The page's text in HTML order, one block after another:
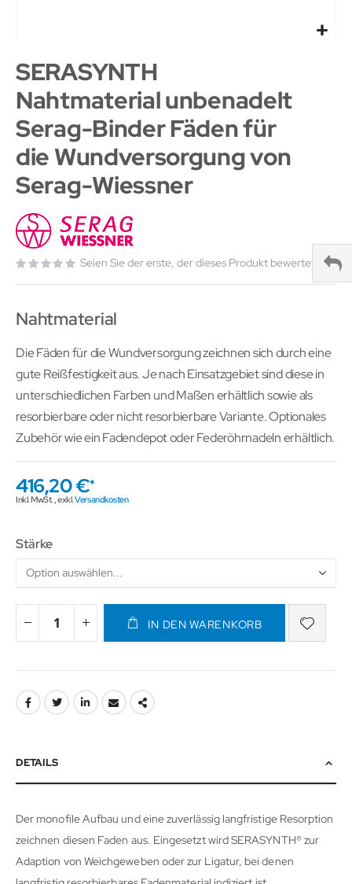
SERASYNTH
Nahtmaterial unbenadelt
Serag-Binder Fäden für
die Wundversorgung von
Serag-Wiessner
Seien Sie der erste, der dieses Produkt bewertet
Nahtmaterial
Die Fäden für die Wundversorgung zeichnen sich durch eine
gute Reißfestigkeit aus. Je nach Einsatzgebiet sind diese in
unterschiedlichen Farben und Maßen erhältlich sowie als
resorbierbare oder nicht resorbierbare Variante. Optionales
Zubehör wie ein Fadendepot oder Federöhrnadeln erhältlich.
416,20 €
Inkl. MwSt.,exkl.Versandkosten
Stärke
IN DEN WARENKORB
DETAILS
Der monofile Aufbau und eine zuverlässig langfristige Resorption
zeichnen diesen Faden aus. Eingesetzt wird SERASYNTH® zur
Adaption von Weichgeweben oder zur Ligatur, bei denen